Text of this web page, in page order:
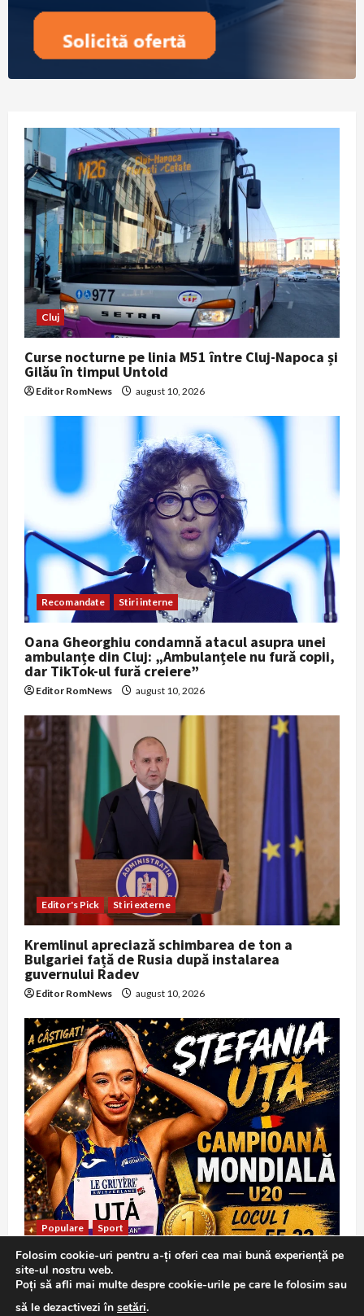
Cluj
Curse nocturne pe linia M51 între Cluj-Napoca și
Gilău în timpul Untold
Editor RomNews august 10, 2026
Recomandate Stiri interne
Oana Gheorghiu condamnă atacul asupra unei
ambulanțe din Cluj: „Ambulanțele nu fură copii,
dar TikTok-ul fură creiere”
Editor RomNews august 10, 2026
Editor's Pick Stiri externe
Kremlinul apreciază schimbarea de ton a
Bulgariei față de Rusia după instalarea
guvernului Radev
Editor RomNews august 10, 2026
Populare Sport
Ștefania Uță campioană mondială U20 la 400 m
garduri; Daria Vrînceanu ia argintul la triplusalt
Editor RomNews august 10, 2026
Folosim cookie-uri pentru a-ți oferi cea mai bună experiență pe
site-ul nostru web.
Poți să afli mai multe despre cookie-urile pe care le folosim sau
să le dezactivezi în setări.